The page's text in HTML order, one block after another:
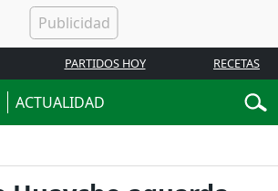
PARTIDOS HOY RECETAS
ACTUALIDAD